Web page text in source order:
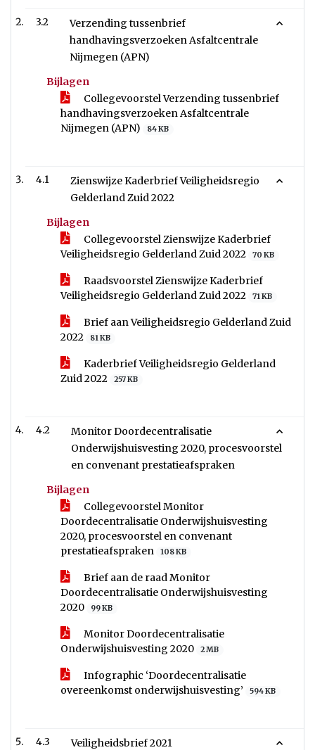
3.2
Verzending tussenbrief
handhavingsverzoeken Asfaltcentrale
Nijmegen (APN)
Bijlagen
Collegevoorstel Verzending tussenbrief
handhavingsverzoeken Asfaltcentrale
Nijmegen (APN)
84 KB
4.1
Zienswijze Kaderbrief Veiligheidsregio
Gelderland Zuid 2022
Bijlagen
Collegevoorstel Zienswijze Kaderbrief
Veiligheidsregio Gelderland Zuid 2022
70 KB
Raadsvoorstel Zienswijze Kaderbrief
Veiligheidsregio Gelderland Zuid 2022
71 KB
Brief aan Veiligheidsregio Gelderland Zuid
2022
81 KB
Kaderbrief Veiligheidsregio Gelderland
Zuid 2022
257 KB
4.2
Monitor Doordecentralisatie
Onderwijshuisvesting 2020, procesvoorstel
en convenant prestatieafspraken
Bijlagen
Collegevoorstel Monitor
Doordecentralisatie Onderwijshuisvesting
2020, procesvoorstel en convenant
prestatieafspraken
108 KB
Brief aan de raad Monitor
Doordecentralisatie Onderwijshuisvesting
2020
99 KB
Monitor Doordecentralisatie
Onderwijshuisvesting 2020
2 MB
Infographic ‘Doordecentralisatie
overeenkomst onderwijshuisvesting’
594 KB
4.3
Veiligheidsbrief 2021